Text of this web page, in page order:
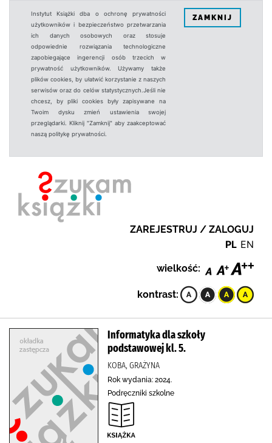
Instytut Książki dba o ochronę prywatności
użytkowników i bezpieczeństwo przetwarzania
ich danych osobowych oraz stosuje
odpowiednie rozwiązania technologiczne
zapobiegające ingerencji osób trzecich w
prywatność użytkowników. Używamy także
plików cookies, by ułatwić korzystanie z naszych
serwisów oraz do celów statystycznych.Jeśli nie
chcesz, by pliki cookies były zapisywane na
Twoim dysku zmień ustawienia swojej
przeglądarki. Kliknij "Zamknij" aby zaakceptować
naszą politykę prywatności.
ZAMKNIJ
ZAREJESTRUJ / ZALOGUJ
PL EN
wielkość:
kontrast:
Informatyka dla szkoły
podstawowej kl. 5.
KOBA, GRAŻYNA
Rok wydania: 2024.
Podręczniki szkolne